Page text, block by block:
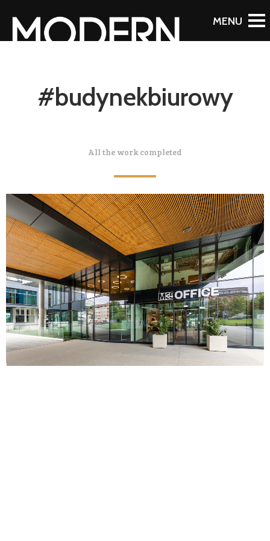
#budynekbiurowy
All the work completed